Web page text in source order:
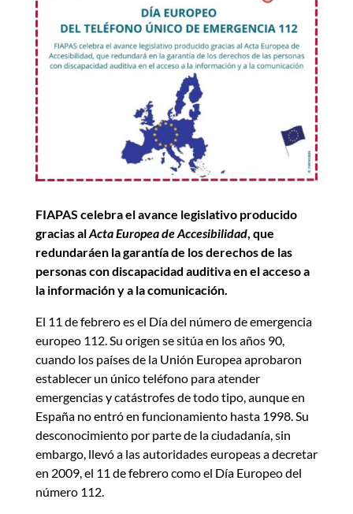
FIAPAS celebra el avance legislativo producido
gracias alActa Europea de Accesibilidad, que
redundaráen la garantía de los derechos de las
personas con discapacidad auditiva en el acceso a
la información y a la comunicación.
El 11 de febrero es el Día del número de emergencia
europeo 112. Su origen se sitúa en los años 90,
cuando los países de la Unión Europea aprobaron
establecer un único teléfono para atender
emergencias y catástrofes de todo tipo, aunque en
España no entró en funcionamiento hasta 1998. Su
desconocimiento por parte de la ciudadanía, sin
embargo, llevó a las autoridades europeas a decretar
en 2009, el 11 de febrero como el Día Europeo del
número 112.